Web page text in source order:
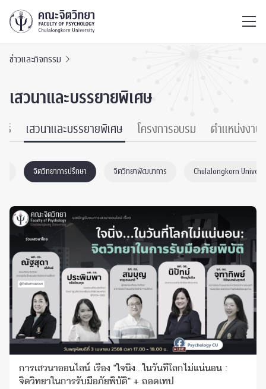
ข่าวและกิจกรรม
เสวนาและบรรยายพิเศษ
ธ์ เสวนาและบรรยายพิเศษ โครงการอบรม ตำแหน่งงาน
จิตวิทยาการปรึกษา จิตวิทยาพัฒนาการ Chulalongkorn
การเสวนาออนไลน์ เรื่อง "ใจนิ่ง...ในวันที่โลกไม่แน่นอน :
จิตวิทยาในการรับมือภัยพิบัติ" + ถอดเทป